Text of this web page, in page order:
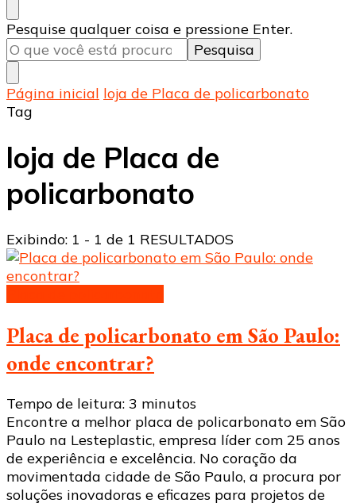
Procurando
algo?
Pesquise qualquer coisa e pressione Enter.
Página inicial loja de Placa de policarbonato
Tag
loja de Placa de
policarbonato
Exibindo: 1 - 1 de 1 RESULTADOS
Placa de policarbonato em São Paulo:
onde encontrar?
Tempo de leitura: 3 minutos
Encontre a melhor placa de policarbonato em São
Paulo na Lesteplastic, empresa líder com 25 anos
de experiência e excelência. No coração da
movimentada cidade de São Paulo, a procura por
soluções inovadoras e eficazes para projetos de